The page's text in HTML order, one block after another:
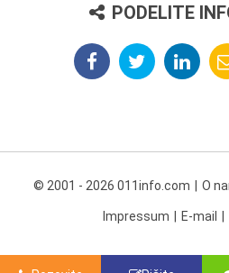
PODELITE
© 2001 - 2026 011info.com O
Impressum E-mail